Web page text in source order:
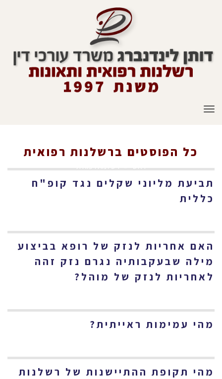
תפריט
ראשי » רשלנות רפואית
כל הפוסטים ברשלנות רפואית
תביעת מליוני שקלים נגד קופ"ח
כללית
האם אחריות לנזק של רופא בביצוע
מילה שבעקבותיה נגרם נזק זהה
לאחריות לנזק של מוהל?
מהי עמימות ראייתית?
מהי תקופת ההתיישנות של רשלנות